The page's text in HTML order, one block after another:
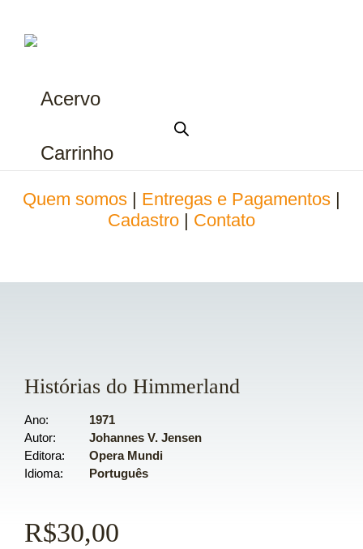
Acervo
Carrinho
Quem somos Entregas e Pagamentos
Cadastro
Contato
Histórias do Himmerland
Ano
1971
Autor
Johannes V. Jensen
Editora
Opera Mundi
Idioma
Português
R$30,00